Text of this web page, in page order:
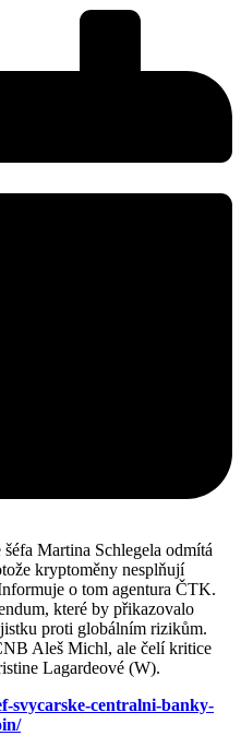
šéfa Martina Schlegela odmítá
kryptoměny nesplňují
o tom agentura ČTK.
které by přikazovalo
proti globálním rizikům.
Aleš Michl, ale čelí kritice
Lagardeové (W).
svycarske-centralni-banky-